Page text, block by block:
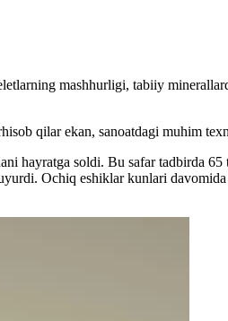
mashhurligi, tabiiy
qilar ekan, sanoatdagi muhim
hayratga soldi. Bu safar tadbirda
Ochiq eshiklar kunlari